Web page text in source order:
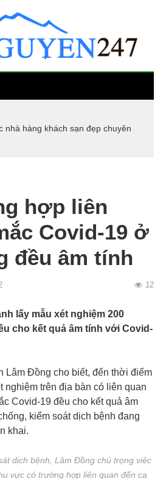
nhà hàng khách sạn đẹp chuyên
hợp liên
Covid-19 ở
đều âm tính
12
lấy mẫu xét nghiệm 200
cho kết quả âm tính với Covid-
Lâm Đồng cho biết, đến thời điểm
nghiệm trên địa bàn có liên quan
Covid-19 đều cho kết quả âm
kiểm soát dịch bệnh đang
khai.
dịch bệnh, Lâm Đồng chú trọng việc
vực có trường hợp liên quan đến ca